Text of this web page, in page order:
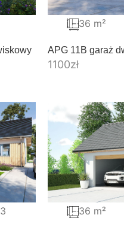
APG 11B garaż
1100zł
36 m²
3 36 m²